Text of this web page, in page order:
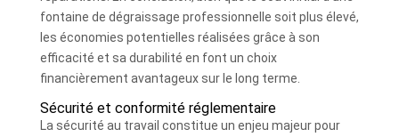
fontaine de dégraissage professionnelle soit plus élevé,
les économies potentielles réalisées grâce à son
efficacité et sa durabilité en font un choix
financièrement avantageux sur le long terme.
Sécurité et conformité réglementaire
La sécurité au travail constitue un enjeu majeur pour